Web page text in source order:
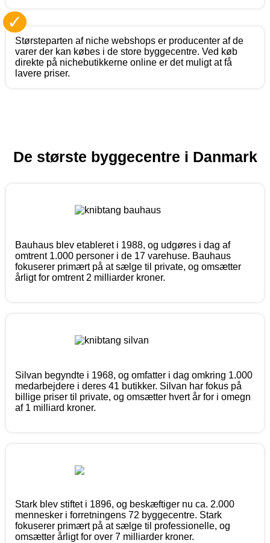
✓
Størsteparten af niche webshops er producenter af de
varer der kan købes i de store byggecentre. Ved køb
direkte på nichebutikkerne online er det muligt at få
lavere priser.
De største byggecentre i Danmark
Bauhaus blev etableret i 1988, og udgøres i dag af
omtrent 1.000 personer i de 17 varehuse. Bauhaus
fokuserer primært på at sælge til private, og omsætter
årligt for omtrent 2 milliarder kroner.
Silvan begyndte i 1968, og omfatter i dag omkring 1.000
medarbejdere i deres 41 butikker. Silvan har fokus på
billige priser til private, og omsætter hvert år for i omegn
af 1 milliard kroner.
Stark blev stiftet i 1896, og beskæftiger nu ca. 2.000
mennesker i forretningens 72 byggecentre. Stark
fokuserer primært på at sælge til professionelle, og
omsætter årligt for over 7 milliarder kroner.